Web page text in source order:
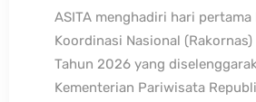
ASITA menghadiri hari pertama
Koordinasi Nasional
Tahun 2026 yang
Kementerian Pariwisata